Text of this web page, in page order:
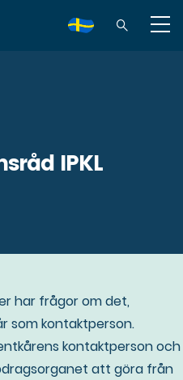
sv
IPKL
har frågor om det,
som kontaktperson.
kontaktperson och
att göra från